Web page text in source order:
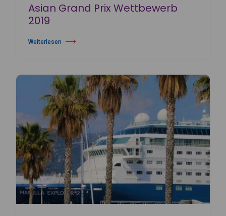
Asian Grand Prix Wettbewerb
2019
Weiterlesen
über Asian Grand Prix Wettbewerb 2019